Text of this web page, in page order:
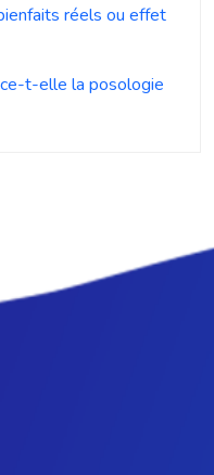
réels ou effet
t-elle la posologie